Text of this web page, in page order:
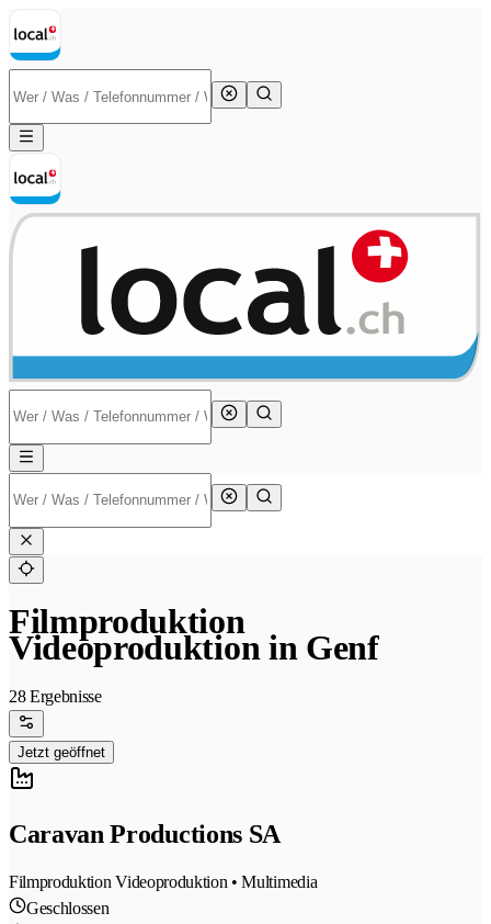
Filmproduktion
Videoproduktion in Genf
28 Ergebnisse
Jetzt geöffnet
Caravan Productions SA
Filmproduktion Videoproduktion • Multimedia
Geschlossen